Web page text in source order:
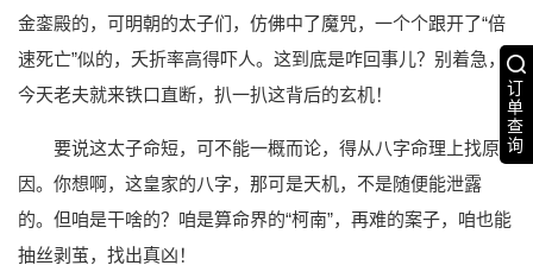
订
单
查
询
金銮殿的，可明朝的太子们，仿佛中了魔咒，一个个跟开了“倍
速死亡”似的，夭折率高得吓人。这到底是咋回事儿？别着急，
今天老夫就来铁口直断，扒一扒这背后的玄机！
要说这太子命短，可不能一概而论，得从八字命理上找原
因。你想啊，这皇家的八字，那可是天机，不是随便能泄露
的。但咱是干啥的？咱是算命界的“柯南”，再难的案子，咱也能
抽丝剥茧，找出真凶！